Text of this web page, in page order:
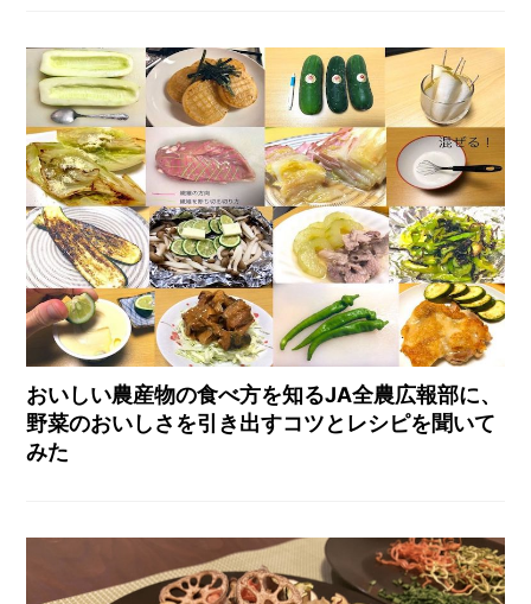
おいしい農産物の食べ方を知るJA全農広報部に、
野菜のおいしさを引き出すコツとレシピを聞いて
みた